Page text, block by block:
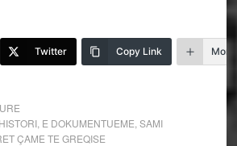
Twitter Copy Link More
, E DOKUMENTUEME SAMI
ÇAME TE GREQISE